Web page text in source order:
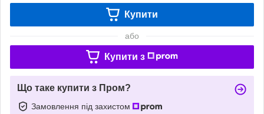
Купити
або
Купити з
Що таке купити з Пром?
Замовлення під захистом